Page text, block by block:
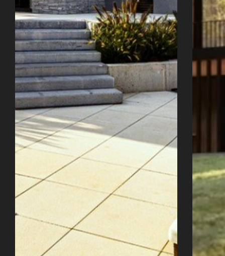
Úvod
Naše služby
Reference
Průvodce stavbou
O ateliéru
Řekli o nás
Kontakty